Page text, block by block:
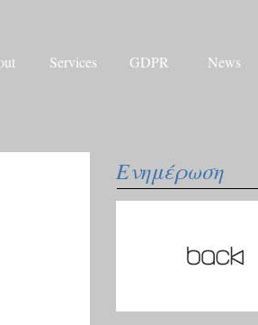
Ενημέρωση
Services GDPR News